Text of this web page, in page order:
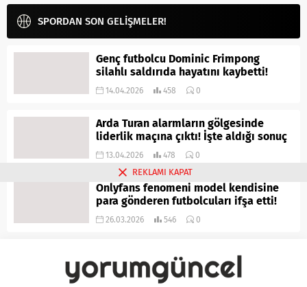
SPORDAN SON GELİŞMELER!
Genç futbolcu Dominic Frimpong
silahlı saldırıda hayatını kaybetti!
14.04.2026 458 0
Arda Turan alarmların gölgesinde
liderlik maçına çıktı! İşte aldığı sonuç
13.04.2026 478 0
Onlyfans fenomeni model kendisine
para gönderen futbolcuları ifşa etti!
26.03.2026 546 0
REKLAMI KAPAT